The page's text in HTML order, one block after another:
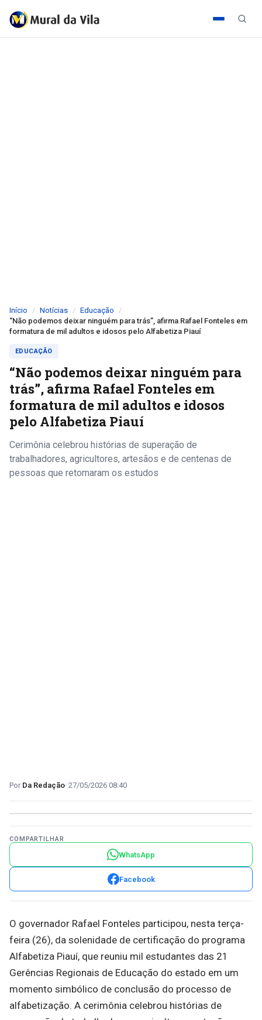
Início Notícias
Educação
“Não podemos deixar ninguém para trás”, afirma Rafael Fonteles em
formatura de mil adultos e idosos pelo Alfabetiza Piauí
EDUCAÇÃO
“Não podemos deixar ninguém para
trás”, afirma Rafael Fonteles em
formatura de mil adultos e idosos
pelo Alfabetiza Piauí
Cerimônia celebrou histórias de superação de
trabalhadores, agricultores, artesãos e de centenas de
pessoas que retomaram os estudos
Da Redação 27/05/2026 08:40
COMPARTILHAR
WhatsApp
Facebook
O governador Rafael Fonteles participou, nesta terça-
feira (26), da solenidade de certificação do programa
Alfabetiza Piauí, que reuniu mil estudantes das 21
Gerências Regionais de Educação do estado em um
momento simbólico de conclusão do processo de
alfabetização. A cerimônia celebrou histórias de